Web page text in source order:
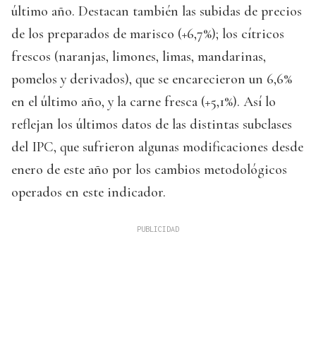
último año. Destacan también las subidas de precios
de los preparados de marisco (+6,7%); los cítricos
frescos (naranjas, limones, limas, mandarinas,
pomelos y derivados), que se encarecieron un 6,6%
en el último año, y la carne fresca (+5,1%). Así lo
reflejan los últimos datos de las distintas subclases
del IPC, que sufrieron algunas modificaciones desde
enero de este año por los cambios metodológicos
operados en este indicador.